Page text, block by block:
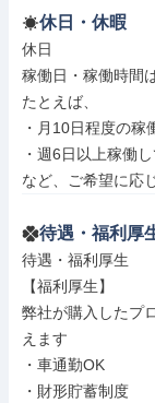
休日・休暇
休日
稼働日・稼働時間
たとえば、
・月10日程度の
・週6日以上稼働
など、ご希望に応
待遇・福利厚
待遇・福利厚生
【福利厚生】
弊社が購入したプ
えます
・車通勤OK
・財形貯蓄制度